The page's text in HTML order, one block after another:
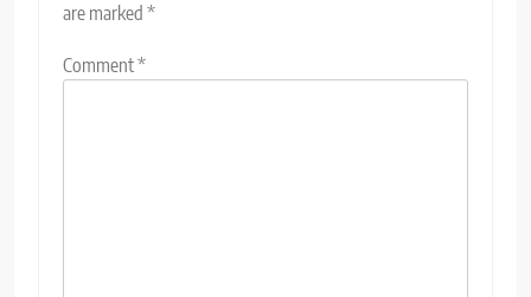
are marked *
Comment*